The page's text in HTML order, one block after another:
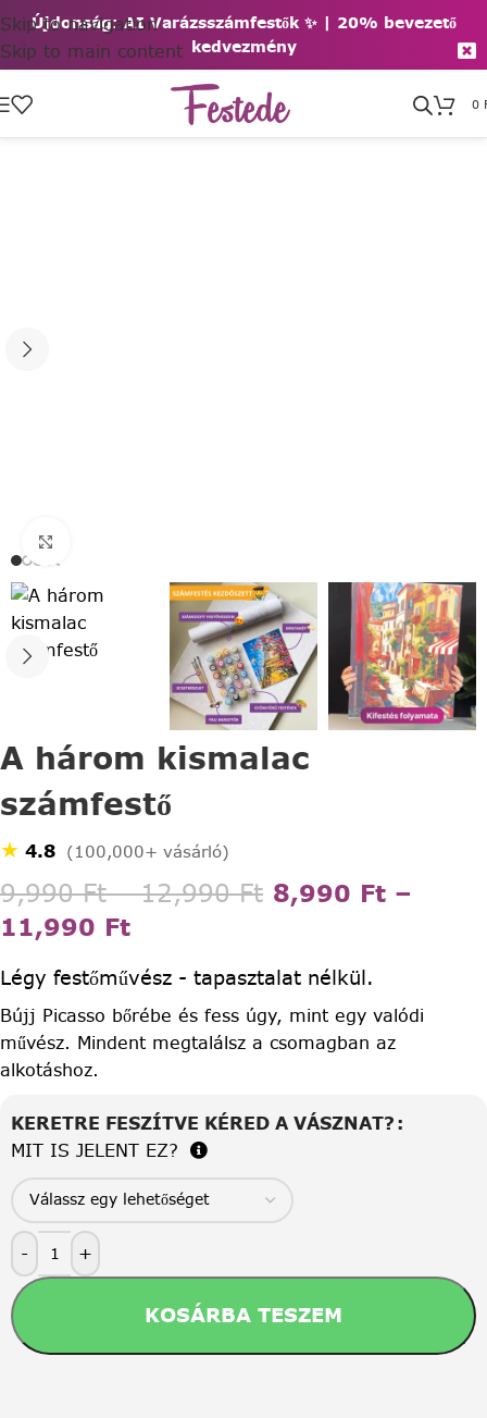
Újdonság: AI Varázsszámfestők ✨ | 20% bevezető
kedvezmény
Skip to navigation
Skip to main content
0
A három kismalac
számfestő
★ 4.8 (100,000+ vásárló)
9,990Ft – 12,990Ft 8,990 Ft –
11,990 Ft
Légy festőművész - tapasztalat nélkül.
Bújj Picasso bőrébe és fess úgy, mint egy valódi
művész. Mindent megtalálsz a csomagban az
alkotáshoz.
KERETRE FESZÍTVE KÉRED A VÁSZNAT?
MIT IS JELENT EZ?
- +
KOSÁRBA TESZEM